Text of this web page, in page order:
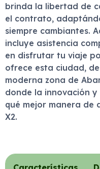
brinda la libertad de
el contrato,
siempre cambiantes.
incluye asistencia
en disfrutar tu viaje
ofrece esta ciudad,
moderna zona de
donde la innovación
qué mejor manera de
X2.